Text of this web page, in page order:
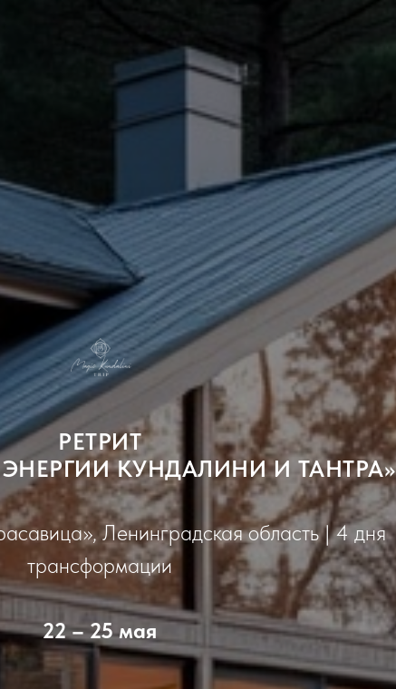
РЕТРИТ
КУНДАЛИНИ И ТАНТРА»
Ленинградская область | 4 дня
трансформации
22 – 25 мая